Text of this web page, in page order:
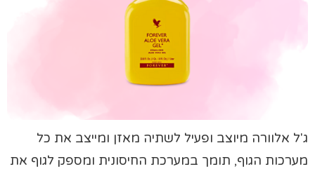
ג'ל אלוורה מיוצב ופעיל לשתיה מאזן ומייצב את כל
מערכות הגוף, תומך במערכת החיסונית ומספק לגוף את